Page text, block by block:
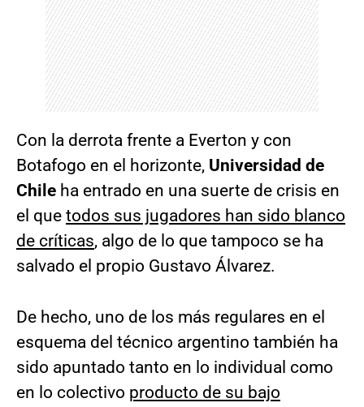
Con la derrota frente a Everton y con
Botafogo en el horizonte, Universidad de
Chile ha entrado en una suerte de crisis en
el que todos sus jugadores han sido blanco
de críticas, algo de lo que tampoco se ha
salvado el propio Gustavo Álvarez.
De hecho, uno de los más regulares en el
esquema del técnico argentino también ha
sido apuntado tanto en lo individual como
en lo colectivo producto de su bajo